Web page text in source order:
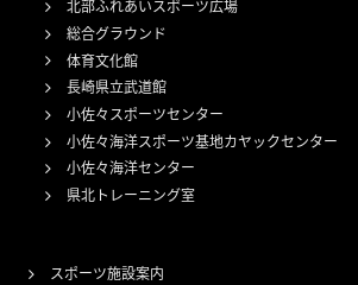
北部ふれあいスポーツ広場
総合グラウンド
体育文化館
長崎県立武道館
小佐々スポーツセンター
小佐々海洋スポーツ基地カヤックセンター
小佐々海洋センター
県北トレーニング室
スポーツ施設案内